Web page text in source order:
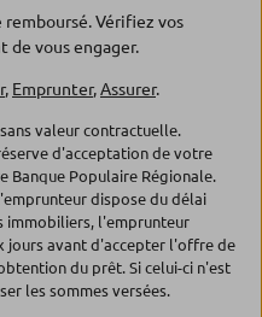
Vérifiez vos
de vous engager.
, Emprunter,Assurer.
valeur contractuelle.
d'acceptation de votre
Banque Populaire Régionale.
dispose du délai
immobiliers, l'emprunteur
jours avant d'accepter l'offre de
du prêt. Si celui-ci n'est
les sommes versées.